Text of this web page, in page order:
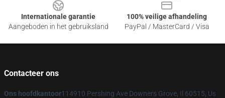
Internationale garantie
Aangeboden in het gebruiksland
100% veilige afhandeling
PayPal / MasterCard / Visa
Contacteer ons
Ons hoofdkantoor114910 Pershing Ave Downers Grove, Il 60515, Us